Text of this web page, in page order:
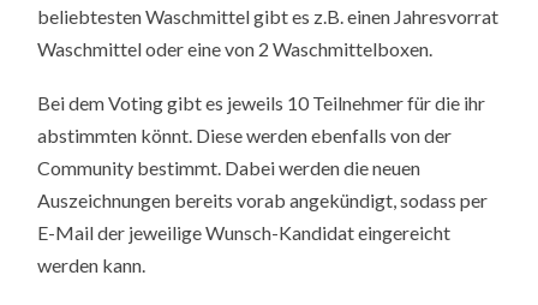
beliebtesten Waschmittel gibt es z.B. einen Jahresvorrat
Waschmittel oder eine von 2 Waschmittelboxen.
Bei dem Voting gibt es jeweils 10 Teilnehmer für die ihr
abstimmten könnt. Diese werden ebenfalls von der
Community bestimmt. Dabei werden die neuen
Auszeichnungen bereits vorab angekündigt, sodass per
E-Mail der jeweilige Wunsch-Kandidat eingereicht
werden kann.